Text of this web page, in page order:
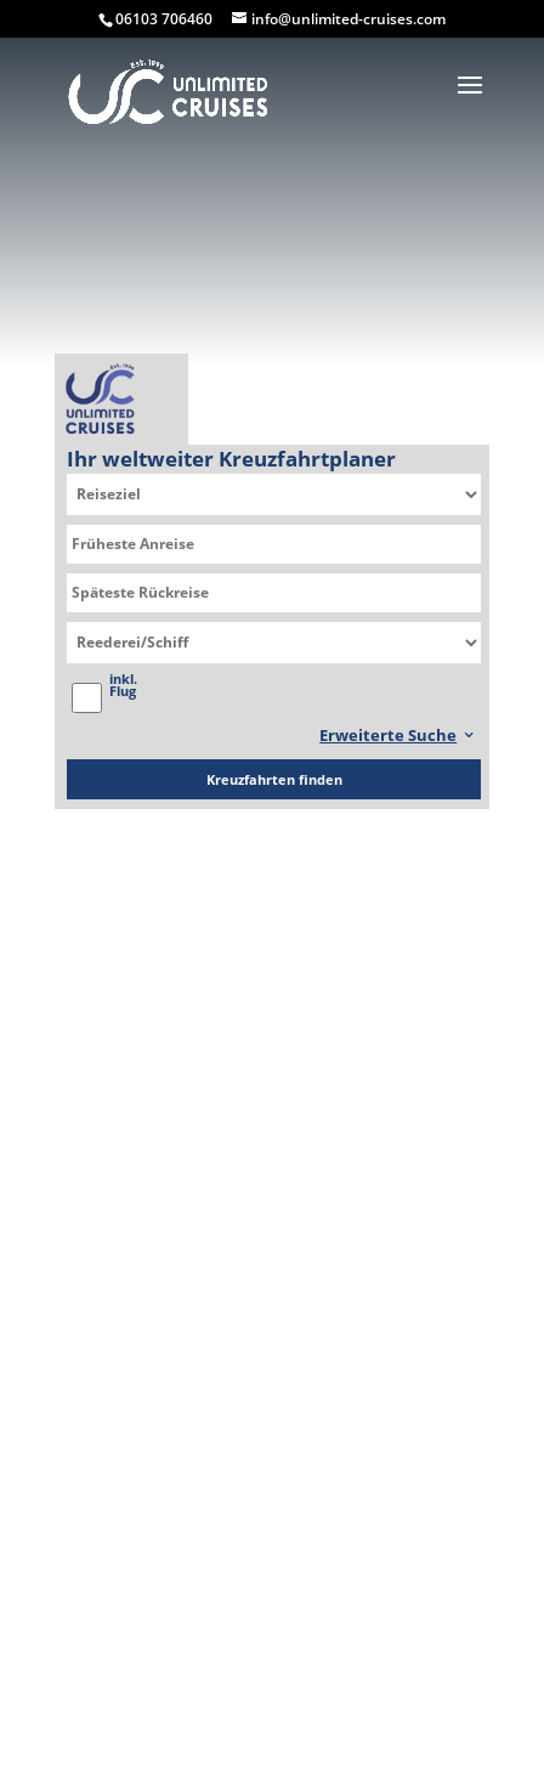
06103 706460 info@unlimited-cruises.com
Ihr weltweiter Kreuzfahrtplaner
inkl.
Flug
Erweiterte Suche
Kreuzfahrten finden
Sie befinden sich hier: Kreuzfahrtplaner » Queen
Elizabeth
Queen Elizabeth